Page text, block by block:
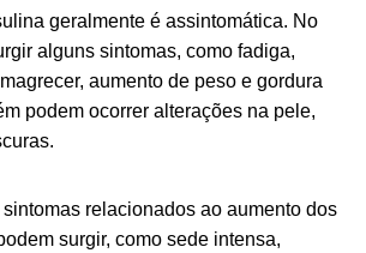
geralmente é assintomática. No
alguns sintomas, como fadiga,
aumento de peso e gordura
podem ocorrer alterações na pele,
relacionados ao aumento dos
surgir, como sede intensa,